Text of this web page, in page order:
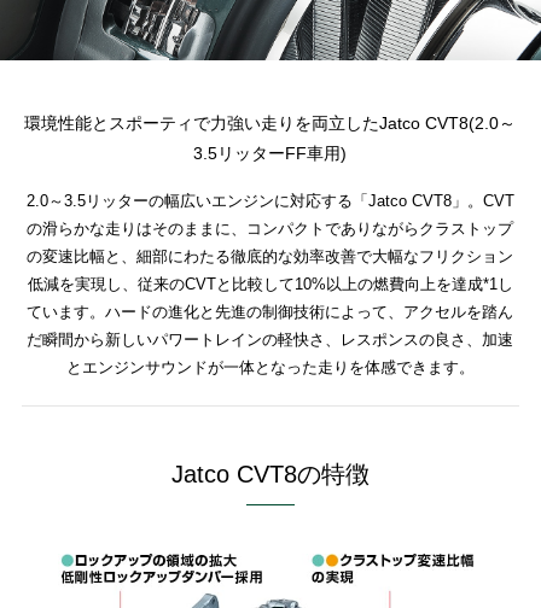
環境性能とスポーティで力強い走りを両立したJatco CVT8(2.0～
3.5リッターFF車用)
2.0～3.5リッターの幅広いエンジンに対応する「Jatco CVT8」。CVT
の滑らかな走りはそのままに、コンパクトでありながらクラストップ
の変速比幅と、細部にわたる徹底的な効率改善で大幅なフリクション
低減を実現し、従来のCVTと比較して10%以上の燃費向上を達成*1し
ています。ハードの進化と先進の制御技術によって、アクセルを踏ん
だ瞬間から新しいパワートレインの軽快さ、レスポンスの良さ、加速
とエンジンサウンドが一体となった走りを体感できます。
Jatco CVT8の特徴